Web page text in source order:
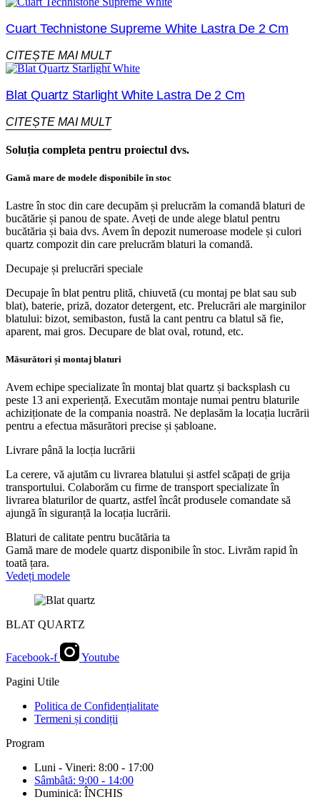
Cuart Technistone Supreme White Lastra De 2 Cm
CITEȘTE MAI MULT
Blat Quartz Starlight White Lastra De 2 Cm
CITEȘTE MAI MULT
Soluția completa pentru proiectul dvs.
Gamă mare de modele disponibile în stoc
Lastre în stoc din care decupăm și prelucrăm la comandă blaturi de
bucătărie și panou de spate. Aveți de unde alege blatul pentru
bucătăria și baia dvs. Avem în depozit numeroase modele și culori
quartz compozit din care prelucrăm blaturi la comandă.
Decupaje și prelucrări speciale
Decupaje în blat pentru plită, chiuvetă (cu montaj pe blat sau sub
blat), baterie, priză, dozator detergent, etc. Prelucrări ale marginilor
blatului: bizot, semibaston, fustă la cant pentru ca blatul să fie,
aparent, mai gros. Decupare de blat oval, rotund, etc.
Măsurători și montaj blaturi
Avem echipe specializate în montaj blat quartz și backsplash cu
peste 13 ani experiență. Executăm montaje numai pentru blaturile
achiziționate de la compania noastră. Ne deplasăm la locația lucrării
pentru a efectua măsurători precise și șabloane.
Livrare până la locția lucrării
La cerere, vă ajutăm cu livrarea blatului și astfel scăpați de grija
transportului. Colaborăm cu firme de transport specializate în
livrarea blaturilor de quartz, astfel încât produsele comandate să
ajungă în siguranță la locația lucrării.
Blaturi de calitate pentru bucătăria ta
Gamă mare de modele quartz disponibile în stoc. Livrăm rapid în
toată țara.
Vedeți modele
BLAT QUARTZ
Facebook-f
Youtube
Pagini Utile
Politica de Confidențialitate
Termeni și condiții
Program
Luni - Vineri: 8:00 - 17:00
Sâmbâtă: 9:00 - 14:00
Duminică: ÎNCHIS